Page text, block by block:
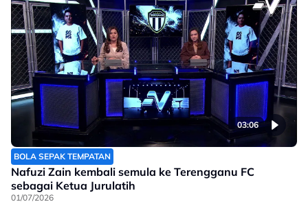
03:06
BOLA SEPAK TEMPATAN
Nafuzi Zain kembali semula ke Terengganu FC
sebagai Ketua Jurulatih
01/07/2026